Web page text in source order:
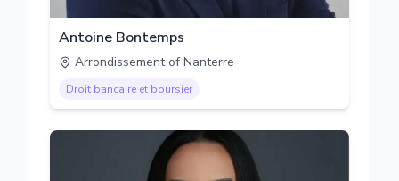
Antoine Bontemps
Arrondissement of Nanterre
Droit bancaire et boursier